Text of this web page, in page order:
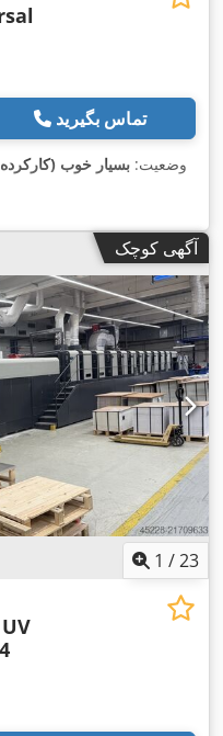
تماس بگیرید
وضعیت: بسیار خوب
آگهی کوچک
1 /23